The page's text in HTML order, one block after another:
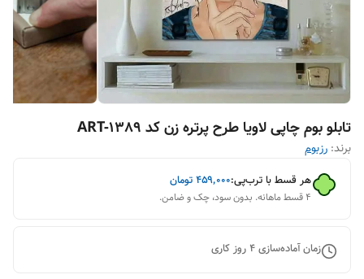
تابلو بوم چاپی لاویا طرح پرتره زن کد ART-1389
برند: رزبوم
هر قسط با ترب‌پی:۴۵۹٬۰۰۰تومان
۴ قسط ماهانه. بدون سود، چک و ضامن.
زمان آماده‌سازی4روز کاری